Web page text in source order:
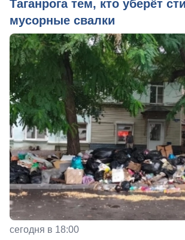
Таганрога тем, кто уберёт
мусорные свалки
сегодня в 18:00